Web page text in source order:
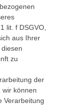
lit. f DSGVO,
aus Ihrer
zu
der
wir können
Verarbeitung